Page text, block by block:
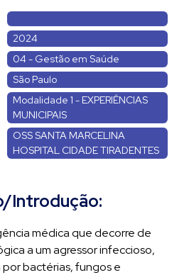
2024
04 - Gestão em Saúde
São Paulo
Modalidade 1 - EXPERIÊNCIAS
MUNICIPAIS
OSS SANTA MARCELINA
HOSPITAL CIDADE TIRADENTES
Introdução:
médica que decorre de
a um agressor infeccioso,
bactérias, fungos e